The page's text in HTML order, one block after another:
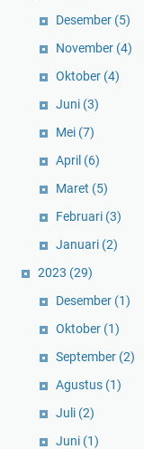
Desember (5)
November (4)
Oktober (4)
Juni (3)
Mei (7)
April (6)
Maret (5)
Februari (3)
Januari (2)
2023 (29)
Desember (1)
Oktober (1)
September (2)
Agustus (1)
Juli (2)
Juni (1)